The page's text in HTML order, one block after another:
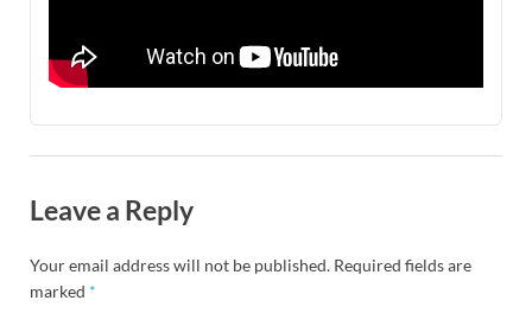
Leave a Reply
Your email address will not be published. Required fields are
marked *